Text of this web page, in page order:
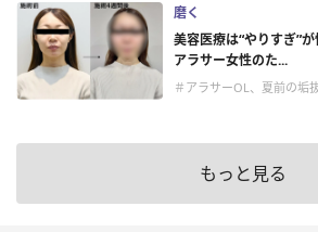
磨く
美容医療は“やりすぎ”
アラサー女性のた...
＃アラサーOL、夏前の垢
もっと見る